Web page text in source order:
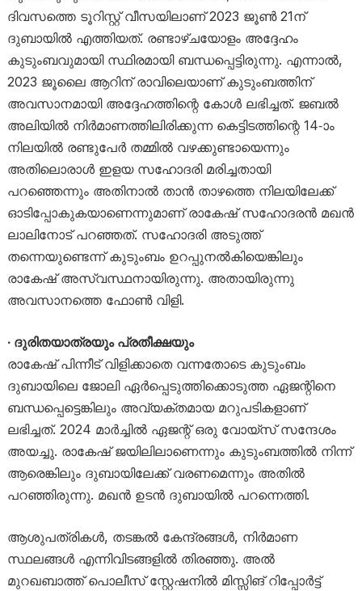
ദിവസത്തെ ടൂറിസ്റ്റ് വീസയിലാണ് 2023 ജൂൺ 21ന്
ദുബായിൽ എത്തിയത്. രണ്ടാഴ്ചയോളം അദ്ദേഹം
കുടുംബവുമായി സ്ഥിരമായി ബന്ധപ്പെട്ടിരുന്നു. എന്നാൽ,
2023 ജൂലൈ ആറിന് രാവിലെയാണ് കുടുംബത്തിന്
അവസാനമായി അദ്ദേഹത്തിന്റെ കോൾ ലഭിച്ചത്. ജബൽ
അലിയിൽ നിർമാണത്തിലിരിക്കുന്ന കെട്ടിടത്തിന്റെ 14-ാം
നിലയിൽ രണ്ടുപേർ തമ്മിൽ വഴക്കുണ്ടായെന്നും
അതിലൊരാൾ ഇളയ സഹോദരി മരിച്ചതായി
പറഞ്ഞെന്നും അതിനാൽ താൻ താഴത്തെ നിലയിലേക്ക്
ഓടിപ്പോകുകയാണെന്നുമാണ് രാകേഷ് സഹോദരൻ മഖൻ
ലാലിനോട് പറഞ്ഞത്. സഹോദരി അടുത്ത്
തന്നെയുണ്ടെന്ന് കുടുംബം ഉറപ്പുനൽകിയെങ്കിലും
രാകേഷ് അസ്വസ്ഥനായിരുന്നു. അതായിരുന്നു
അവസാനത്തെ ഫോൺ വിളി.
∙ ദുരിതയാത്രയും പ്രതീക്ഷയും
രാകേഷ് പിന്നീട് വിളിക്കാതെ വന്നതോടെ കുടുംബം
ദുബായിലെ ജോലി ഏർപ്പെടുത്തിക്കൊടുത്ത ഏജന്റിനെ
ബന്ധപ്പെട്ടെങ്കിലും അവ്യക്തമായ മറുപടികളാണ്
ലഭിച്ചത്. 2024 മാർച്ചിൽ ഏജന്റ് ഒരു വോയ്‌സ് സന്ദേശം
അയച്ചു. രാകേഷ് ജയിലിലാണെന്നും കുടുംബത്തിൽ നിന്ന്
ആരെങ്കിലും ദുബായിലേക്ക് വരണമെന്നും അതിൽ
പറഞ്ഞിരുന്നു. മഖൻ ഉടൻ ദുബായിൽ പറന്നെത്തി.
ആശുപത്രികൾ, തടങ്കൽ കേന്ദ്രങ്ങൾ, നിർമാണ
സ്ഥലങ്ങൾ എന്നിവിടങ്ങളിൽ തിരഞ്ഞു. അൽ
മുറഖബാത്ത് പൊലീസ് സ്റ്റേഷനിൽ മിസ്സിങ് റിപ്പോർട്ട്